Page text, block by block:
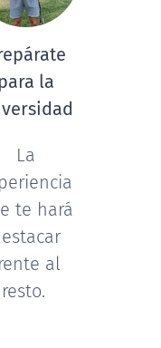
para la
La
te hará
al
resto.